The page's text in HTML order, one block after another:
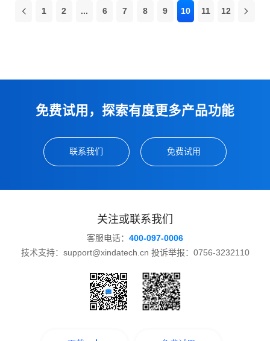
1 2 ... 6 7 8 9 10 11 12
免费试用，探索有度更多产品功能
联系我们 免费试用
关注或联系我们
客服电话： 400-097-0006
技术支持：support@xindatech.cn 投诉举报：0756-3232110